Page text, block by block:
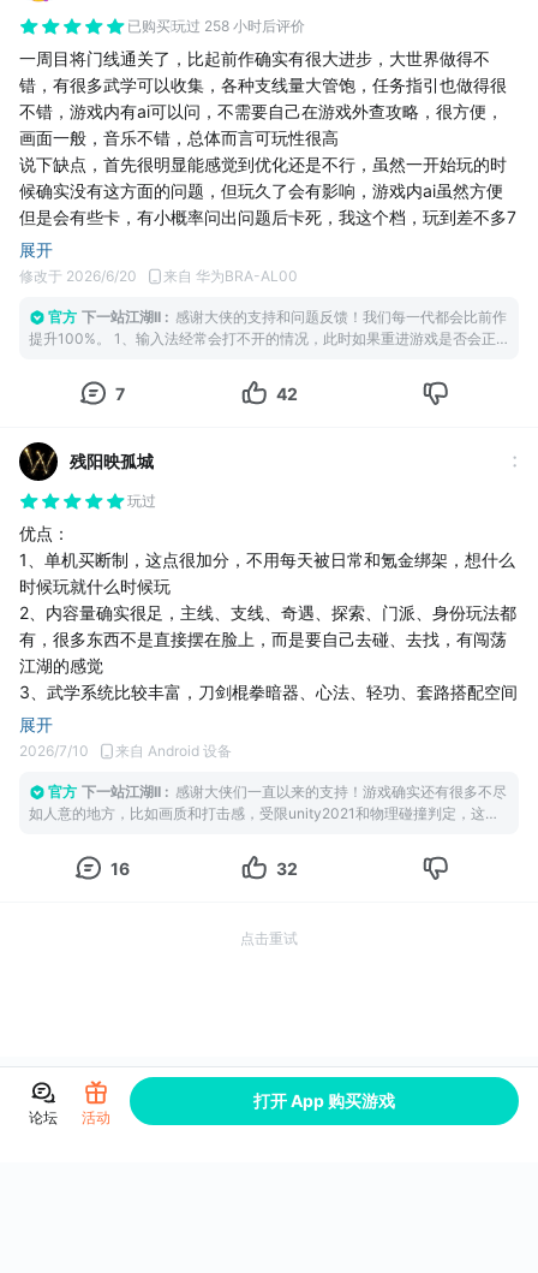
已购买玩过 258 小时后评价
一周目将门线通关了，比起前作确实有很大进步，大世界做得不
错，有很多武学可以收集，各种支线量大管饱，任务指引也做得很
不错，游戏内有ai可以问，不需要自己在游戏外查攻略，很方便，
画面一般，音乐不错，总体而言可玩性很高
说下缺点，首先很明显能感觉到优化还是不行，虽然一开始玩的时
候确实没有这方面的问题，但玩久了会有影响，游戏内ai虽然方便
但是会有些卡，有小概率问出问题后卡死，我这个档，玩到差不多7
0个小时左右，开始会闪退，这时候输入法经常会打不开，没法问ai
和输坐标，对游戏后期影响还是挺大的，后面也找到了解决办法，
然后是主线，将门主线虽然挺长但是有些地方过于啰嗦，有些地方
不够细节，前期经常因为一些小事乱跑，后期统一三国却是有些过
然后是支线，剧情之间割裂感太重，在主线或其他剧情里面，主角
无名小卒，还时不时有剧情杀之类的，明明我有打败三圣的实力，
在一些剧情里打一些杂兵，就算我把他秒了剧情也是打半天堪堪拿
下或者不敌逃跑。还有百花谱的一些剧情或者一些支线剧情，和主
线剧情是冲突的，如高枫芸百花谱的剧情，做得我一脸懵逼，ai写
的吧，然后马夫人百花谱，不管玩家在前置任务是怎么选的，都默
认是把信给了马老爷
接着还是剧情，剧情自由度不行，玩家可以选择的地方太少，不同
剧情主角的性格可能左右脑互搏，玩家玩着也没有代入感，如威压
东瀛剧情里，很容易就能猜到徐一就是鬼谋，却还是要眼睁睁看着
主角被徐一欺骗，主线的话就那几条线路，除了归隐线不同线路流
程都大差不差，可能就某些线得多打几个boss，然后几个小支线的
差别，我记得前作还有魔道线呢
怪都很弱，后期突然就跨越好几个境界直接对上武林神话和陆地神
仙级别的敌人，黑榜剧情里，游逸我记得在复活灵均任务里是挺强
的陆地神仙，到天剑龙刀任务里变成路边一条，君子剑那些实力也
很弱，而在主线已经寄了的林一朝诈尸了，黑榜风云里面黑风寨寨
了，那两个门派真的能和黑风寨争锋吗？黑风寨寨主境界给太高
少内功，培养起来挺麻烦的，百花谱之类的任务入队的大多是白板
队友，没什么用，npc入队后属性会减少很多（镜无双），差得太
多了，随机npc的话陆地神仙太多了，点进去看亲人那边经常一堆
展开
修改于 2026/6/20 来自 华为BRA-AL00
官方 下一站江湖II : 感谢大侠的支持和问题反馈！我们每一代都会比前作
提升100%。 1、输入法经常会打不开的情况，此时如果重进游戏是否会正
2、哈哈哈我去戳了一下文案策划，他说他前面对徐一一点铺垫都没有，能
猜出徐一就是鬼谋的真乃神人。 3、剧情难度可能有一些问题，我们去排查
遇攻略，大侠可以来官微群@微信群小助手，如果问AI问不到，那基本游戏
内选中任务栏就会有指引
7 42
残阳映孤城
玩过
优点：
1、单机买断制，这点很加分，不用每天被日常和氪金绑架，想什么
时候玩就什么时候玩
2、内容量确实很足，主线、支线、奇遇、探索、门派、身份玩法都
有，很多东西不是直接摆在脸上，而是要自己去碰、去找，有闯荡
江湖的感觉
3、武学系统比较丰富，刀剑棍拳暗器、心法、轻功、套路搭配空间
很大，前期可能有点懵，但研究明白之后会有养成成就感
4、开放世界的味道不错，路上经常能遇到事件和NPC，不是单纯
5、国产武侠味比较正，不是纯数值刷刷刷，很自由
缺点：
踩一捧一，国内也没几个能跟他比的）
3、部分任务提示不够清楚，偶尔会出现找不到人的情况，体验会有
学养成确实撑得住体验。对喜欢单机武侠、喜欢自由探索的玩家来
说，瑕不掩瑜，值得好评。
最后，我想问，能不能出个宠物栏，加强一下宠物玩法？
展开
2026/7/10 来自 Android 设备
官方 下一站江湖II : 感谢大侠们一直以来的支持！游戏确实还有很多不尽
如人意的地方，比如画质和打击感，受限unity2021和物理碰撞判定，这确
也在一直在优化完善，增加UI物品图鉴，游戏内也增加了江湖指引等等，希
望能给大家带来更好的体验。 大侠在游戏过程如果发现BUG，可以随时联
16 32
点击重试
论坛 活动
打开 App 购买游戏